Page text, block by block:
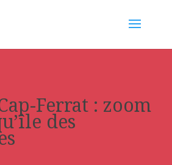
Ferrat : zoom
des